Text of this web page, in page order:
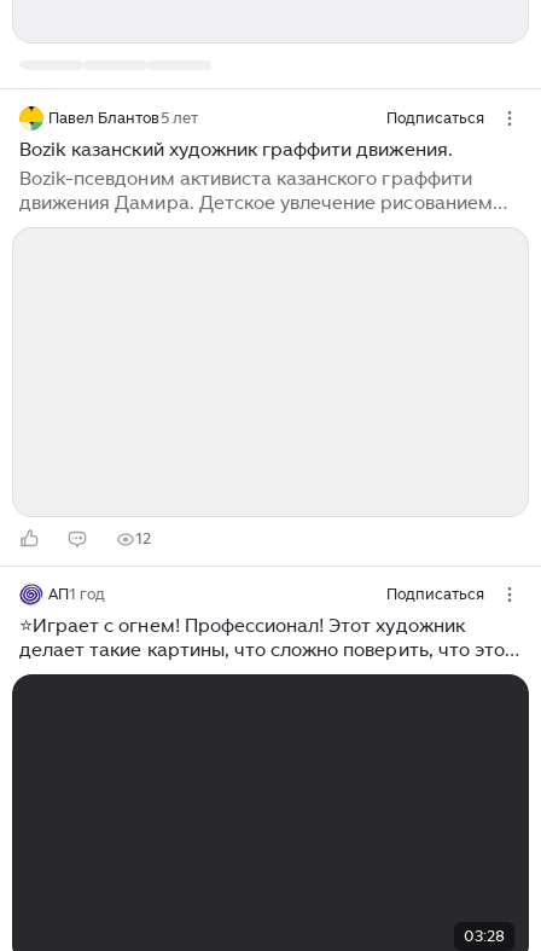
Павел Блантов 5 лет Подписаться
Bozik казанский художник граффити движения.
Bozik-псевдоним активиста казанского граффити
движения Дамира. Детское увлечение рисованием
различными техниками превратило творчество в
12
АП1 год Подписаться
⭐Играет с огнем! Профессионал! Этот художник
делает такие картины, что сложно поверить, что это
реальность. Настолько зрелищно и красиво!
03:28